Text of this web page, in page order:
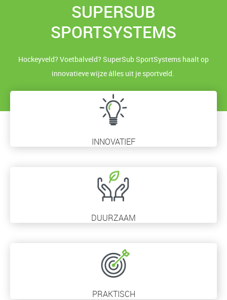
SUPERSUB
SPORTSYSTEMS
Hockeyveld? Voetbalveld? SuperSub SportSystems haalt op
innovatieve wijze álles uit je sportveld.
INNOVATIEF
DUURZAAM
PRAKTISCH